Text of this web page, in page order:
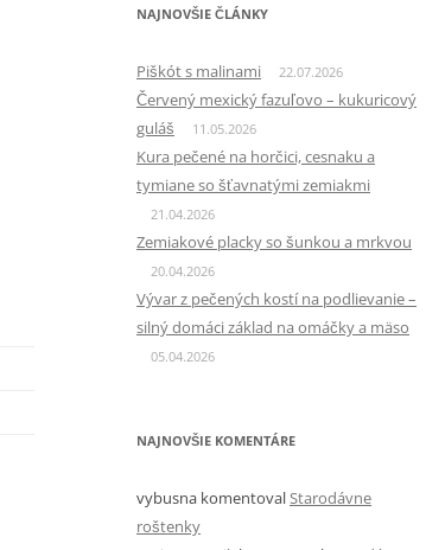
NAJNOVŠIE ČLÁNKY
Piškót s malinami 22.07.2026
Červený mexický fazuľovo – kukuricový
guláš
11.05.2026
Kura pečené na horčici, cesnaku a
tymiane so šťavnatými zemiakmi
21.04.2026
Zemiakové placky so šunkou a mrkvou
20.04.2026
Vývar z pečených kostí na podlievanie –
silný domáci základ na omáčky a mäso
05.04.2026
NAJNOVŠIE KOMENTÁRE
vybusna komentovalStarodávne
roštenky